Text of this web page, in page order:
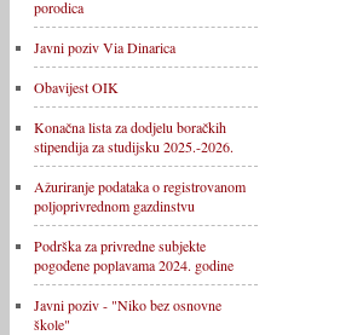
porodica
Javni poziv Via Dinarica
Obavijest OIK
Konačna lista za dodjelu boračkih
stipendija za studijsku 2025.-2026.
Ažuriranje podataka o registrovanom
poljoprivrednom gazdinstvu
Podrška za privredne subjekte
pogođene poplavama 2024. godine
Javni poziv - "Niko bez osnovne
škole"